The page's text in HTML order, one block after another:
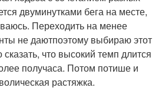
двуминутками бега на месте,
Переходить на менее
не даютпоэтому выбираю этот
что высокий темп длится
получаса. Потом потише и
растяжка.